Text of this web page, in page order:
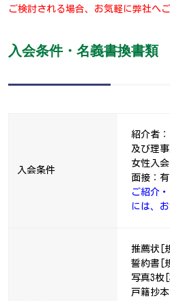
ご検討される場合、お気軽に弊社へ
入会条件・名義書換書類
入会条件
紹介者
及び理
女性入
面接：有
ご紹介
には、
推薦状[
誓約書[
写真3枚
戸籍抄